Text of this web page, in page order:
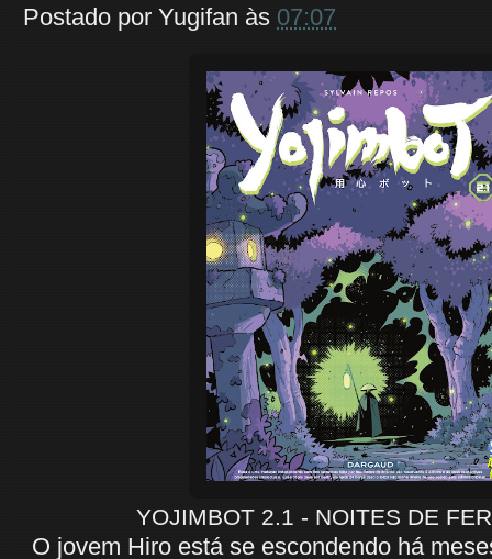
Postado por Yugifan às 07:07
YOJIMBOT 2.1 - NOITES DE
O jovem Hiro está se escondendo há